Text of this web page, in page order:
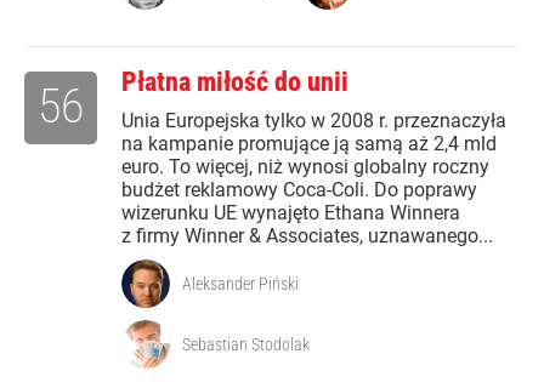
Płatna miłość do unii
Unia Europejska tylko w 2008 r. przeznaczyła
na kampanie promujące ją samą aż 2,4 mld
euro. To więcej, niż wynosi globalny roczny
budżet reklamowy Coca-Coli. Do poprawy
wizerunku UE wynajęto Ethana Winnera
z firmy Winner & Associates, uznawanego...
56
Aleksander Piński
Sebastian Stodolak